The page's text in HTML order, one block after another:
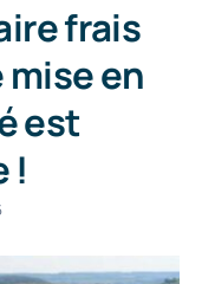
frais
en
est
!